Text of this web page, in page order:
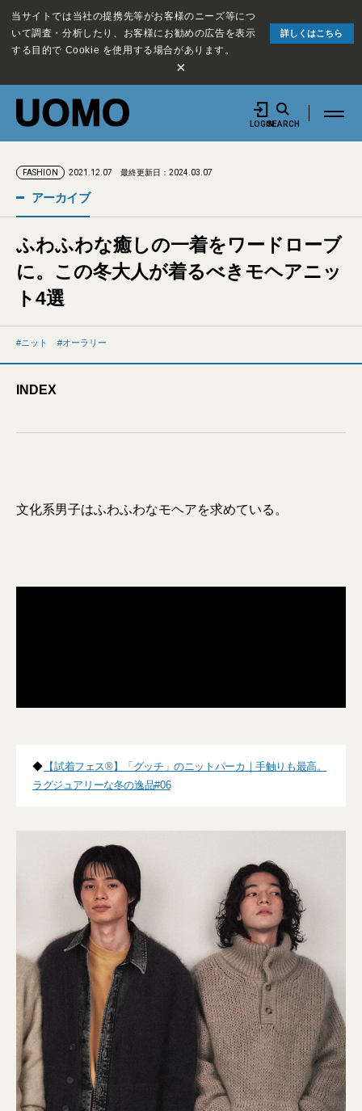
当サイトでは当社の提携先等がお客様のニーズ等につ
いて調査・分析したり、お客様にお勧めの広告を表示
する目的で Cookie を使用する場合があります。
詳しくはこちら
×
LOGINSEARCH
FASHION 2021.12.07 最終更新日：2024.03.07
アーカイブ
ふわふわな癒しの一着をワードローブ
に。この冬大人が着るべきモヘアニッ
ト4選
ニット オーラリー
INDEX
文化系男子はふわふわなモヘアを求めている。
◆ 【試着フェス®】「グッチ」のニットパーカ｜手触りも最高。
ラグジュアリーな冬の逸品#06